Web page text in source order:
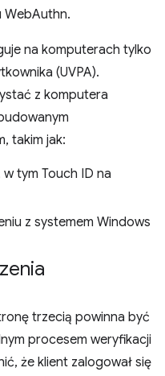
WebAuthn.
na komputerach tylko
(UVPA).
z komputera
takim jak:
tym Touch ID na
z systemem Windows
trzecią powinna być
procesem weryfikacji
że klient zalogował się